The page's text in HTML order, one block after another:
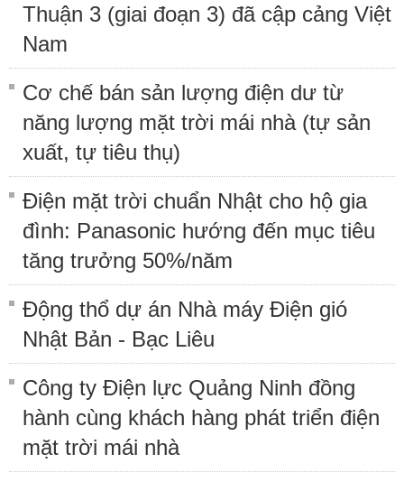
Thuận 3 (giai đoạn 3) đã cập cảng Việt
Nam
Cơ chế bán sản lượng điện dư từ
năng lượng mặt trời mái nhà (tự sản
xuất, tự tiêu thụ)
Điện mặt trời chuẩn Nhật cho hộ gia
đình: Panasonic hướng đến mục tiêu
tăng trưởng 50%/năm
Động thổ dự án Nhà máy Điện gió
Nhật Bản - Bạc Liêu
Công ty Điện lực Quảng Ninh đồng
hành cùng khách hàng phát triển điện
mặt trời mái nhà